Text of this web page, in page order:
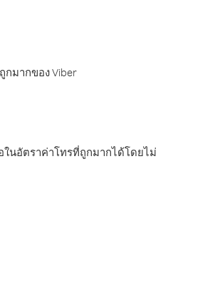
กมากของ Viber
นอัตราค่าโทรที่ถูกมากได้โดยไม่